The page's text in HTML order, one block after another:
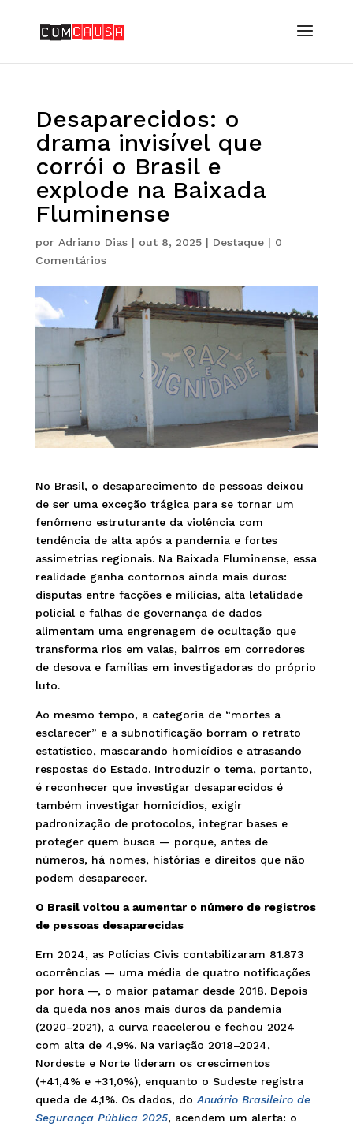
Desaparecidos: o
drama invisível que
corrói o Brasil e
explode na Baixada
Fluminense
por Adriano Dias| out 8, 2025| Destaque| 0
Comentários
No Brasil, o desaparecimento de pessoas deixou
de ser uma exceção trágica para se tornar um
fenômeno estruturante da violência com
tendência de alta após a pandemia e fortes
assimetrias regionais. Na Baixada Fluminense, essa
realidade ganha contornos ainda mais duros:
disputas entre facções e milícias, alta letalidade
policial e falhas de governança de dados
alimentam uma engrenagem de ocultação que
transforma rios em valas, bairros em corredores
de desova e famílias em investigadoras do próprio
luto.
Ao mesmo tempo, a categoria de “mortes a
esclarecer” e a subnotificação borram o retrato
estatístico, mascarando homicídios e atrasando
respostas do Estado. Introduzir o tema, portanto,
é reconhecer que investigar desaparecidos é
também investigar homicídios, exigir
padronização de protocolos, integrar bases e
proteger quem busca — porque, antes de
números, há nomes, histórias e direitos que não
podem desaparecer.
O Brasil voltou a aumentar o número de registros
de pessoas desaparecidas
Em 2024, as Polícias Civis contabilizaram 81.873
ocorrências — uma média de quatro notificações
por hora —, o maior patamar desde 2018. Depois
da queda nos anos mais duros da pandemia
(2020–2021), a curva reacelerou e fechou 2024
com alta de 4,9%. Na variação 2018–2024,
Nordeste e Norte lideram os crescimentos
(+41,4% e +31,0%), enquanto o Sudeste registra
queda de 4,1%. Os dados, doAnuário Brasileiro de
Segurança Pública 2025, acendem um alerta: o